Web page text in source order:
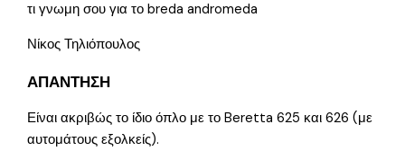
τι γνωμη σου για το breda andromeda
Νίκος Τηλιόπουλος
ΑΠΑΝΤΗΣΗ
Είναι ακριβώς το ίδιο όπλο με το Beretta 625 και 626 (με
αυτομάτους εξολκείς).